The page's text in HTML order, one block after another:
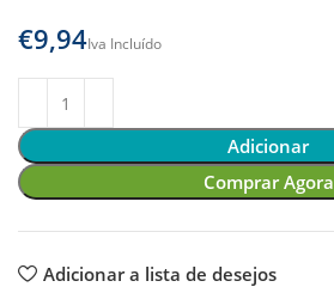
€
Adicionar
Comprar Agora
Adicionar a lista de desejos